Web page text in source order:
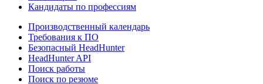
Кандидаты по профессиям
Производственный календарь
Требования к ПО
Безопасный HeadHunter
HeadHunter API
Поиск работы
Поиск по резюме